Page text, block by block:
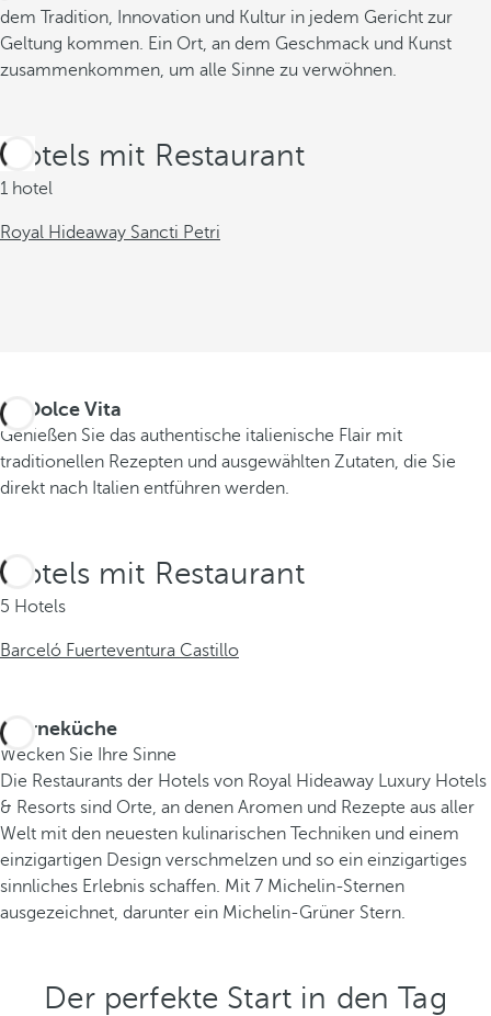
dem Tradition, Innovation und Kultur in jedem Gericht zur
Geltung kommen. Ein Ort, an dem Geschmack und Kunst
zusammenkommen, um alle Sinne zu verwöhnen.
Hotels mit Restaurant
1 hotel
Royal Hideaway Sancti Petri
La Dolce Vita
Genießen Sie das authentische italienische Flair mit
traditionellen Rezepten und ausgewählten Zutaten, die Sie
direkt nach Italien entführen werden.
Hotels mit Restaurant
5 Hotels
Barceló Fuerteventura Castillo
Sterneküche
Wecken Sie Ihre Sinne
Die Restaurants der Hotels von Royal Hideaway Luxury Hotels
& Resorts sind Orte, an denen Aromen und Rezepte aus aller
Welt mit den neuesten kulinarischen Techniken und einem
einzigartigen Design verschmelzen und so ein einzigartiges
sinnliches Erlebnis schaffen. Mit 7 Michelin-Sternen
ausgezeichnet, darunter ein Michelin-Grüner Stern.
Der perfekte Start in den Tag